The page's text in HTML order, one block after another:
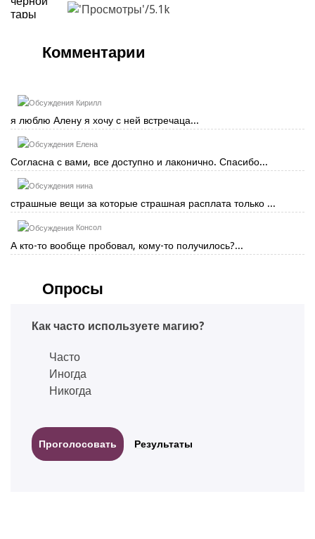
5.1k
Комментарии
Кирилл
я люблю Алену я хочу с ней встречаца...
Елена
Согласна с вами, все доступно и лаконично. Спасибо...
нина
страшные вещи за которые страшная расплата только ...
Консол
А кто-то вообще пробовал, кому-то получилось?...
Опросы
Как часто используете магию?
Часто
Иногда
Никогда
Результаты